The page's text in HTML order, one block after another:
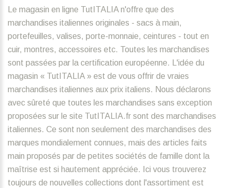
Le magasin en ligne TutITALIA n'offre que des
marchandises italiennes originales - sacs à main,
portefeuilles, valises, porte-monnaie, ceintures - tout en
cuir, montres, accessoires etc. Toutes les marchandises
sont passées par la certification européenne. L'idée du
magasin « TutITALIA » est de vous offrir de vraies
marchandises italiennes aux prix italiens. Nous déclarons
avec sûreté que toutes les marchandises sans exception
proposées sur le site TutITALIA.fr sont des marchandises
italiennes. Ce sont non seulement des marchandises des
marques mondialement connues, mais des articles faits
main proposés par de petites sociétés de famille dont la
maîtrise est si hautement appréciée. Ici vous trouverez
toujours de nouvelles collections dont l'assortiment est